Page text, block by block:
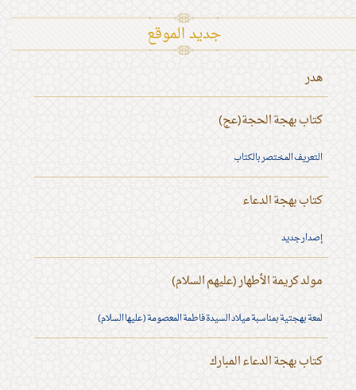
جديد الموقع
هدر
كتاب بهجة الحجة(عج)
التعريف المختصر بالكتاب
كتاب بهجة الدعاء
إصدار جديد
مولد كريمة الأطهار (عليهم السلام)
لمعة بهجتية بمناسبة ميلاد السيدة فاطمة المعصومة (عليها السلام)
كتاب بهجة الدعاء المبارك